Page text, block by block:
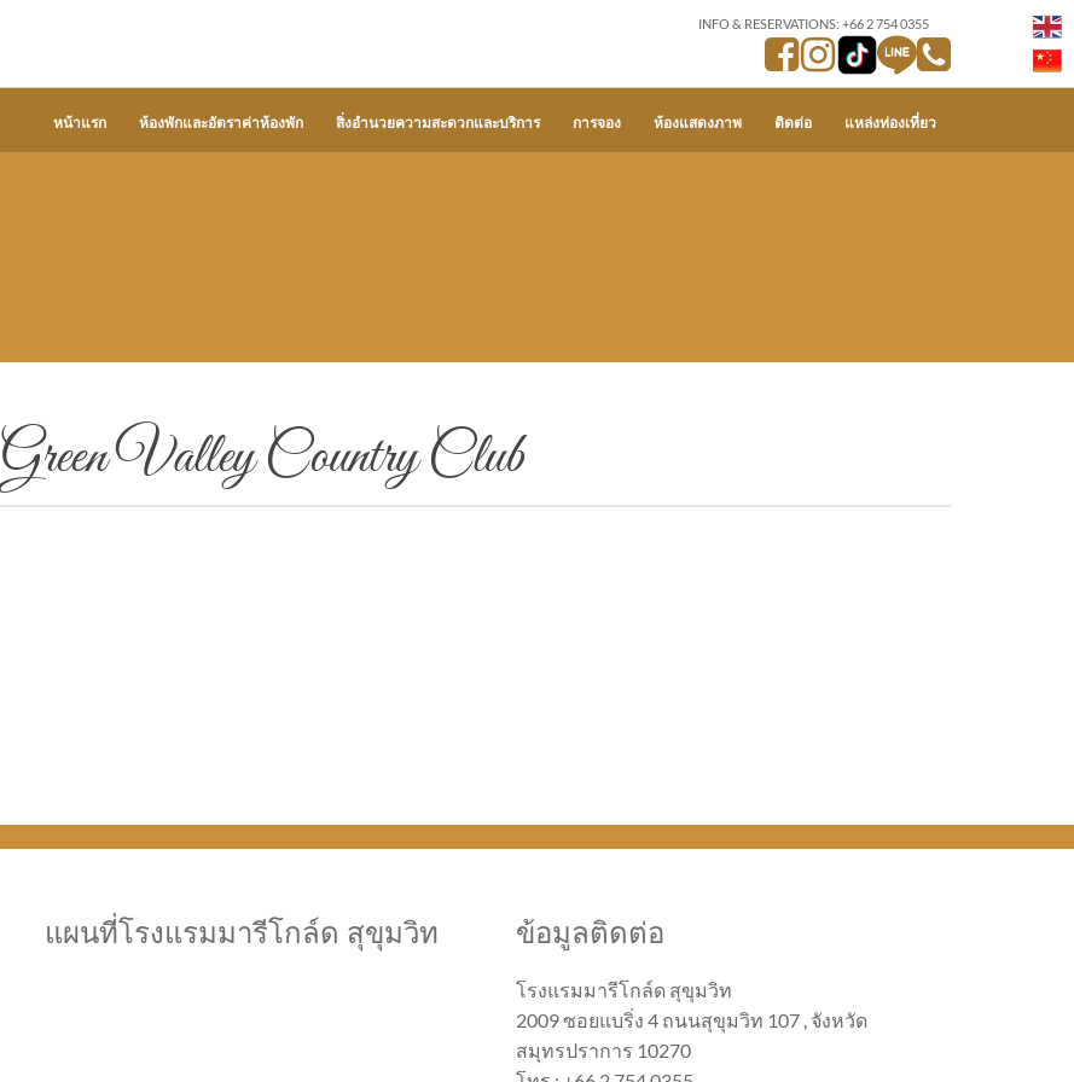
INFO & RESERVATIONS: +66 2 754 0355
หน้าแรก ห้องพักและอัตราค่าห้องพัก สิ่งอำนวยความสะดวกและบริการ การจอง ห้องแสดงภาพ ติดต่อ แหล่งท่องเที่ยว
Green Valley Country Club
แผนที่โรงแรมมารีโกล์ด สุขุมวิท ข้อมูลติดต่อ
โรงแรมมารีโกล์ด สุขุมวิท
2009 ซอยแบริ่ง 4 ถนนสุขุมวิท 107 , จังหวัด
สมุทรปราการ 10270